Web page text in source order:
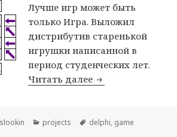
Лучше игр может быть
только Игра. Выложил
дистрибутив старенькой
игрушки написанной в
период студенческих лет.
Читать далее Игра «Стрелки»
Автор
slookin Рубрики
projects Метки
delphi, game